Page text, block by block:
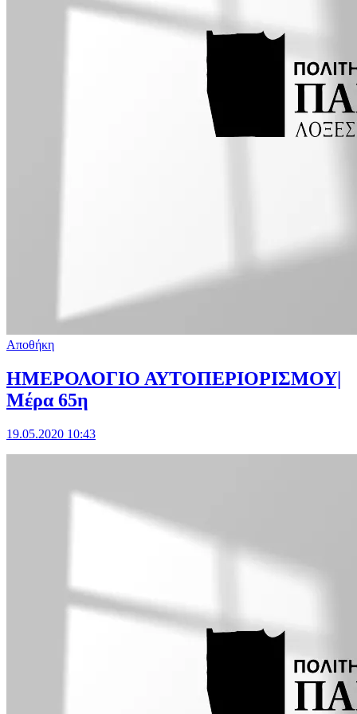
Αποθήκη
ΗΜΕΡΟΛΟΓΙΟ ΑΥΤΟΠΕΡΙΟΡΙΣΜΟΥ|
Μέρα 65η
19.05.2020 10:43